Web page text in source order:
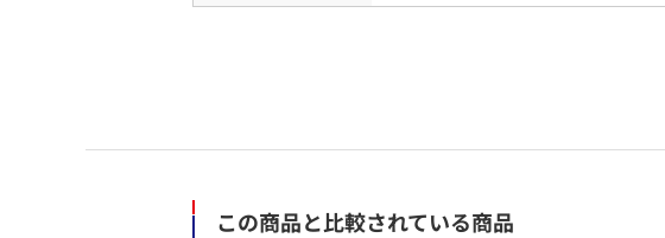
この商品と比較されている商品